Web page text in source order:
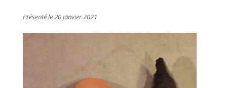
Présenté le 20 janvier 2021